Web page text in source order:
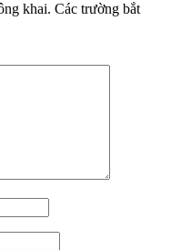
khai. Các trường bắt